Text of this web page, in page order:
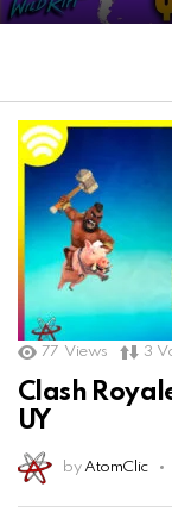
77 Views 3
Clash
UY
by AtomClic